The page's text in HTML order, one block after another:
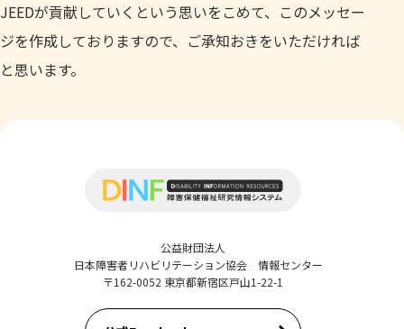
JEEDが貢献していくという思いをこめて、このメッセー
ジを作成しておりますので、ご承知おきをいただければ
と思います。
公益財団法人
日本障害者リハビリテーション協会 情報センター
〒162-0052 東京都新宿区戸山1-22-1